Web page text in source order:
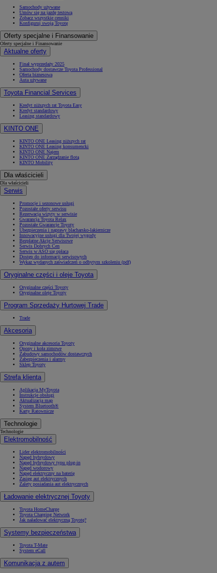
Samochody używane
Umów się na jazdę testową
Zobacz wszystkie cenniki
Konfiguruj swoją Toyotę
Oferty specjalne i Finansowanie
Oferty specjalne i Finansowanie
Aktualne oferty
Finał wyprzedaży 2025
Samochody dostawcze Toyota Professional
Oferta biznesowa
Auta używane
Toyota Financial Services
Kredyt niższych rat Toyota Easy
Kredyt standardowy
Leasing standardowy
KINTO ONE
KINTO ONE Leasing niższych rat
KINTO ONE Leasing konsumencki
KINTO ONE Najem
KINTO ONE Zarządzanie flotą
KINTO Mobility
Dla właścicieli
Dla właścicieli
Serwis
Promocje i sezonowe usługi
Pozostałe oferty serwisu
Rezerwacja wizyty w serwisie
Gwarancja Toyota Relax
Pozostałe Gwarancje Toyoty
Ubezpieczenia i naprawy blacharsko-lakiernicze
Innowacyjne usługi dla Twojej wygody
Bezpłatne Akcje Serwisowe
Serwis Dobrych Cen
Serwis w ASO się opłaca
Dostęp do informacji serwisowych
Wykaz wydanych zaświadczeń o odbytym szkoleniu (pdf)
Oryginalne części i oleje Toyota
Oryginalne części Toyoty
Oryginalne oleje Toyoty
Program Sprzedaży Hurtowej Trade
Trade
Akcesoria
Oryginalne akcesoria Toyoty
Opony i koła zimowe
Zabudowy samochodów dostawczych
Zabezpieczenia i alarmy
Sklep Toyoty
Strefa klienta
Aplikacja MyToyota
Instrukcje obsługi
Aktualizacja map
System Bluetooth®
Karty Ratownicze
Technologie
Technologie
Elektromobilność
Lider elektromobilności
Napęd hybrydowy
Napęd hybrydowy typu plug-in
Napęd wodorowy
Napęd elektryczny na baterię
Zasięg aut elektrycznych
Zalety posiadania aut elektrycznych
Ładowanie elektrycznej Toyoty
Toyota HomeCharge
Toyota Charging Network
Jak naładować elektryczną Toyotę?
Systemy bezpieczeństwa
Toyota T-Mate
System eCall
Komunikacja z autem